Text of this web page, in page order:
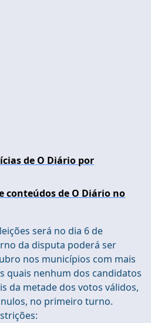
de O Diário por
conteúdos de O Diário no
será no dia 6 de
da disputa poderá ser
nos municípios com mais
quais nenhum dos candidatos
da metade dos votos válidos,
no primeiro turno.